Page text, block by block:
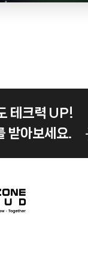
테크력 UP!
받아보세요.